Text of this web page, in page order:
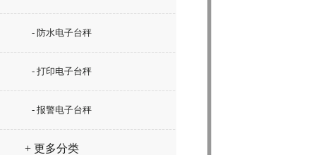
- 防水电子台秤
- 打印电子台秤
- 报警电子台秤
+ 更多分类